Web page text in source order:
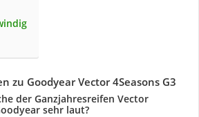
zu Goodyear Vector 4Seasons G3
der Ganzjahresreifen Vector
sehr laut?